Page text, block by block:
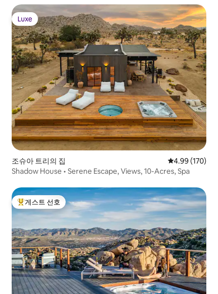
Luxe
Luxe
조슈아 트리의 집 평점 4.99점(5
4.99 (170)
Shadow House • Serene Escape, Views, 10-Acres, Spa
상위 게스트 선호
게스트 선호